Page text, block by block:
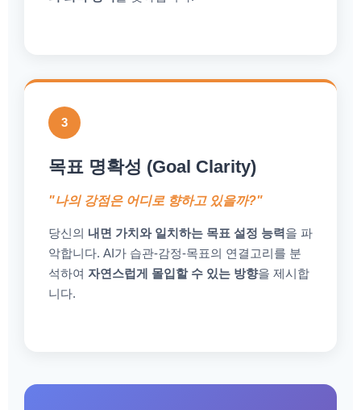
3
목표 명확성 (Goal Clarity)
"나의 강점은 어디로 향하고 있을까?"
당신의 내면 가치와 일치하는 목표 설정 능력을 파
악합니다. AI가 습관-감정-목표의 연결고리를 분
석하여 자연스럽게 몰입할 수 있는 방향을 제시합
니다.